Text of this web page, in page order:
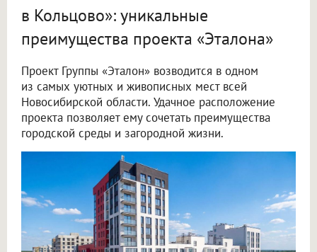
в Кольцово»: уникальные
преимущества проекта «Эталона»
Проект Группы «Эталон» возводится в одном
из самых уютных и живописных мест всей
Новосибирской области. Удачное расположение
проекта позволяет ему сочетать преимущества
городской среды и загородной жизни.